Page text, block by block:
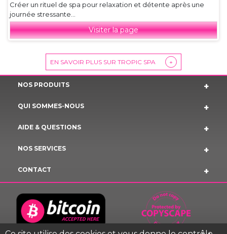
Créer un rituel de spa pour relaxation et détente après une
journée stressante...
Visiter la page
EN SAVOIR PLUS SUR TROPIC SPA +
NOS PRODUITS
QUI SOMMES-NOUS
AIDE & QUESTIONS
NOS SERVICES
CONTACT